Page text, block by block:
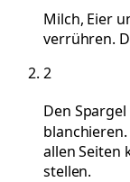
Milch, Eier
verrühren.
2
Den Spargel
allen Seiten
stellen.